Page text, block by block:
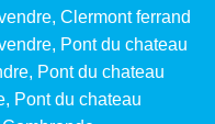
Clermont ferrand
Pont du chateau
Pont du chateau
Pont du chateau